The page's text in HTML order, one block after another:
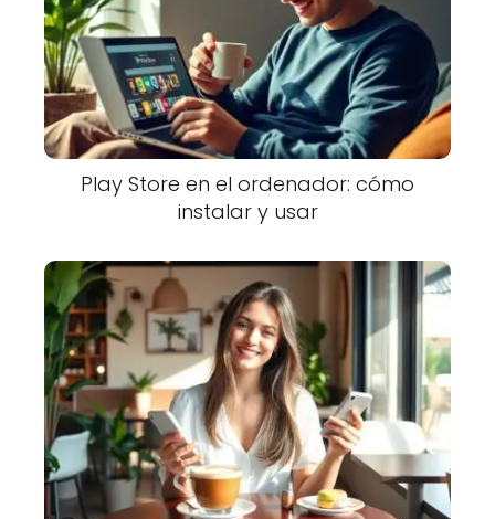
Play Store en el ordenador: cómo
instalar y usar